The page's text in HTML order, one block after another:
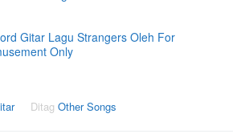
Gitar Lagu Strangers Oleh For
Only
Ditag Other Songs